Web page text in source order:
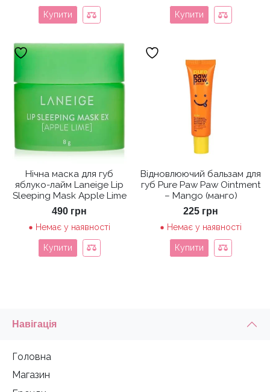
Купити Купити
Нічна маска для губ
яблуко-лайм Laneige Lip
Sleeping Mask Apple Lime
490 грн
Немає у наявності
Купити
Відновлюючий бальзам для
губ Pure Paw Paw Ointment
– Mango (манго)
225 грн
Немає у наявності
Купити
Навігація
Головна
Магазин